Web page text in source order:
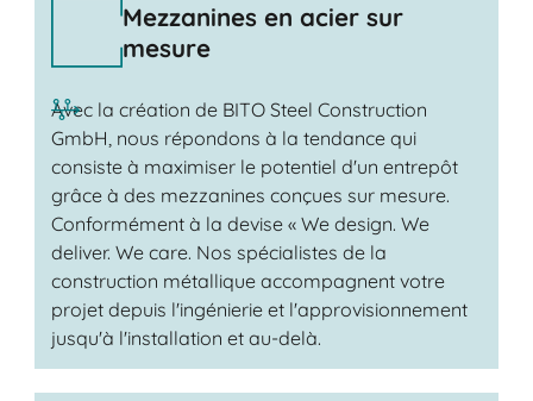
Mezzanines en acier sur
mesure
Avec la création de BITO Steel Construction
GmbH, nous répondons à la tendance qui
consiste à maximiser le potentiel d'un entrepôt
grâce à des mezzanines conçues sur mesure.
Conformément à la devise « We design. We
deliver. We care. Nos spécialistes de la
construction métallique accompagnent votre
projet depuis l'ingénierie et l'approvisionnement
jusqu'à l'installation et au-delà.